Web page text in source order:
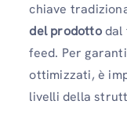
chiave
del prodottodal
feed. Per
ottimizzati, è
livelli della